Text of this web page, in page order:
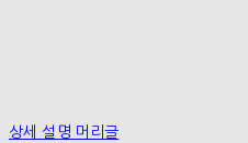
상세 설명 머리글